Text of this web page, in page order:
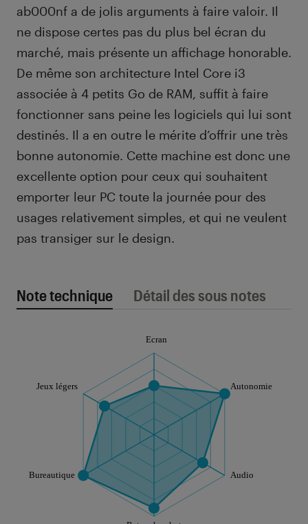
ab000nf a de jolis arguments à faire valoir. Il
ne dispose certes pas du plus bel écran du
marché, mais présente un affichage honorable.
De même son architecture Intel Core i3
associée à 4 petits Go de RAM, suffit à faire
fonctionner sans peine les logiciels qui lui sont
destinés. Il a en outre le mérite d’offrir une très
bonne autonomie. Cette machine est donc une
excellente option pour ceux qui souhaitent
emporter leur PC toute la journée pour des
usages relativement simples, et qui ne veulent
pas transiger sur le design.
Note technique Détail des sous notes